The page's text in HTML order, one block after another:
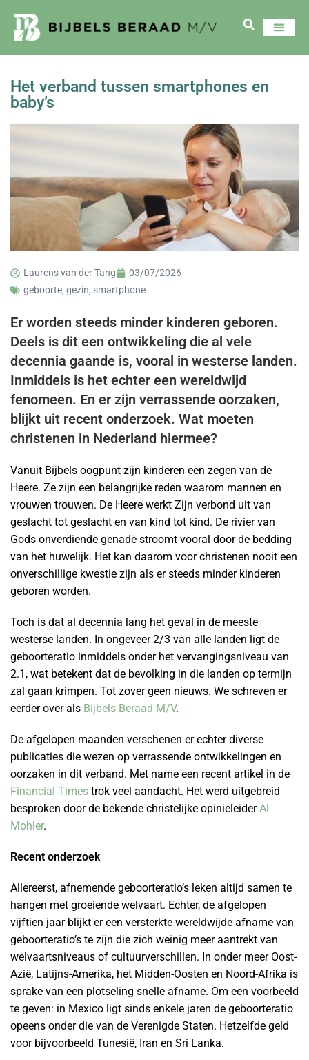
Het verband tussen smartphones en
baby’s
Laurens van der Tang
03/07/2026
geboorte, gezin, smartphone
Er worden steeds minder kinderen geboren.
Deels is dit een ontwikkeling die al vele
decennia gaande is, vooral in westerse landen.
Inmiddels is het echter een wereldwijd
fenomeen. En er zijn verrassende oorzaken,
blijkt uit recent onderzoek. Wat moeten
christenen in Nederland hiermee?
Vanuit Bijbels oogpunt zijn kinderen een zegen van de
Heere. Ze zijn een belangrijke reden waarom mannen en
vrouwen trouwen. De Heere werkt Zijn verbond uit van
geslacht tot geslacht en van kind tot kind. De rivier van
Gods onverdiende genade stroomt vooral door de bedding
van het huwelijk. Het kan daarom voor christenen nooit een
onverschillige kwestie zijn als er steeds minder kinderen
geboren worden.
Toch is dat al decennia lang het geval in de meeste
westerse landen. In ongeveer 2/3 van alle landen ligt de
geboorteratio inmiddels onder het vervangingsniveau van
2.1, wat betekent dat de bevolking in die landen op termijn
zal gaan krimpen. Tot zover geen nieuws. We schreven er
eerder over als Bijbels Beraad M/V.
De afgelopen maanden verschenen er echter diverse
publicaties die wezen op verrassende ontwikkelingen en
oorzaken in dit verband. Met name een recent artikel in de
Financial Times trok veel aandacht. Het werd uitgebreid
besproken door de bekende christelijke opinieleiderAl
Mohler.
Recent onderzoek
Allereerst, afnemende geboorteratio’s leken altijd samen te
hangen met groeiende welvaart. Echter, de afgelopen
vijftien jaar blijkt er een versterkte wereldwijde afname van
geboorteratio’s te zijn die zich weinig meer aantrekt van
welvaartsniveaus of cultuurverschillen. In onder meer Oost-
Azië, Latijns-Amerika, het Midden-Oosten en Noord-Afrika is
sprake van een plotseling snelle afname. Om een voorbeeld
te geven: in Mexico ligt sinds enkele jaren de geboorteratio
opeens onder die van de Verenigde Staten. Hetzelfde geld
voor bijvoorbeeld Tunesië, Iran en Sri Lanka.